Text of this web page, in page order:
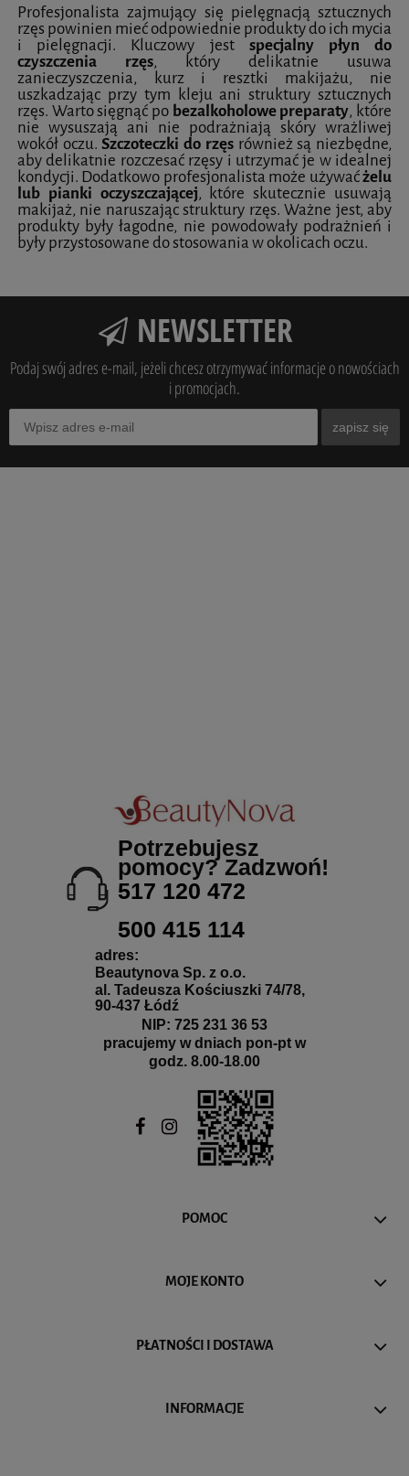
Profesjonalista zajmujący się pielęgnacją sztucznych
rzęs powinien mieć odpowiednie produkty do ich mycia
i pielęgnacji. Kluczowy jestspecjalny płyn do
czyszczenia rzęs, który delikatnie usuwa
zanieczyszczenia, kurz i resztki makijażu, nie
uszkadzając przy tym kleju ani struktury sztucznych
rzęs. Warto sięgnąć po bezalkoholowe preparaty, które
nie wysuszają ani nie podrażniają skóry wrażliwej
wokół oczu.Szczoteczki do rzęsrównież są niezbędne,
aby delikatnie rozczesać rzęsy i utrzymać je w idealnej
kondycji. Dodatkowo profesjonalista może używaćżelu
lub pianki oczyszczającej, które skutecznie usuwają
makijaż, nie naruszając struktury rzęs. Ważne jest, aby
produkty były łagodne, nie powodowały podrażnień i
były przystosowane do stosowania w okolicach oczu.
NEWSLETTER
Podaj swój adres e-mail, jeżeli chcesz otrzymywać informacje o nowościach
i promocjach.
zapisz się
Potrzebujesz
pomocy? Zadzwoń!
517 120 472
500 415 114
adres:
Beautynova Sp. z o.o.
al. Tadeusza Kościuszki 74/78,
90-437 Łódź
NIP: 725 231 36 53
pracujemy w dniach pon-pt w
godz. 8.00-18.00
POMOC
MOJE KONTO
PŁATNOŚCI I DOSTAWA
INFORMACJE